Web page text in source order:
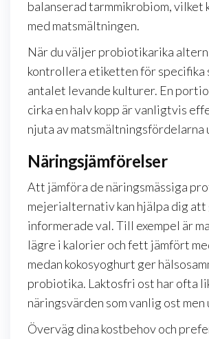
balanserad tarmmikrobiom, vilket
med matsmältningen.
När du väljer probiotikarika
kontrollera etiketten för specifika
antalet levande kulturer. En
cirka en halv kopp är vanligtvis
njuta av matsmältningsfördelarna
Näringsjämförelser
Att jämföra de näringsmässiga
mejerialternativ kan hjälpa dig att
informerade val. Till exempel är
lägre i kalorier och fett jämfört
medan kokosyoghurt ger
probiotika. Laktosfri ost har ofta
näringsvärden som vanlig ost men
Överväg dina kostbehov och